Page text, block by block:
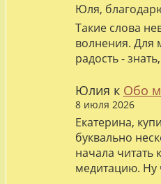
Юля,
Такие слова
волнения. Для
радость -
Юлия к Обо
8 июля 2026
Екатерина,
буквально
начала читать
медитацию. Ну